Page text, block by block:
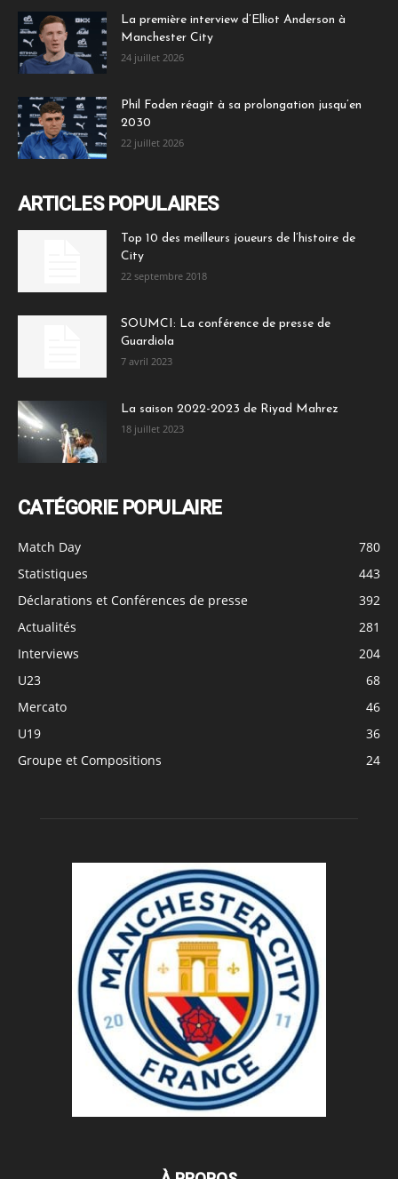
La première interview d’Elliot Anderson à
Manchester City
24 juillet 2026
Phil Foden réagit à sa prolongation jusqu’en
2030
22 juillet 2026
ARTICLES POPULAIRES
Top 10 des meilleurs joueurs de l’histoire de
City
22 septembre 2018
SOUMCI: La conférence de presse de
Guardiola
7 avril 2023
La saison 2022-2023 de Riyad Mahrez
18 juillet 2023
CATÉGORIE POPULAIRE
Match Day
780
Statistiques
443
Déclarations et Conférences de presse
392
Actualités
281
Interviews
204
U23
68
Mercato
46
U19
36
Groupe et Compositions
24